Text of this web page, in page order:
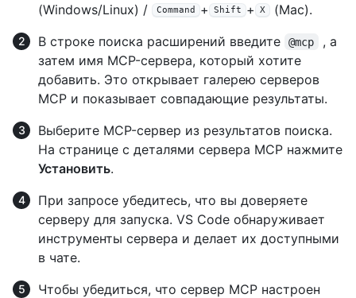
(Windows/Linux) / Command + Shift + X
(Mac).
В строке поиска расширений введите
@mcp
, а
затем имя MCP-сервера, который хотите
добавить. Это открывает галерею серверов
MCP и показывает совпадающие результаты.
Выберите MCP-сервер из результатов поиска.
На странице с деталями сервера MCP нажмите
Установить.
При запросе убедитесь, что вы доверяете
серверу для запуска. VS Code обнаруживает
инструменты сервера и делает их доступными
в чате.
Чтобы убедиться, что сервер MCP настроен